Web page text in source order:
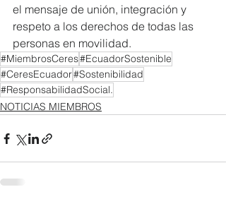
el mensaje de unión, integración y
respeto a los derechos de todas las
personas en movilidad.
#MiembrosCeres#EcuadorSostenible
#CeresEcuador#Sostenibilidad
#ResponsabilidadSocial.
NOTICIAS MIEMBROS